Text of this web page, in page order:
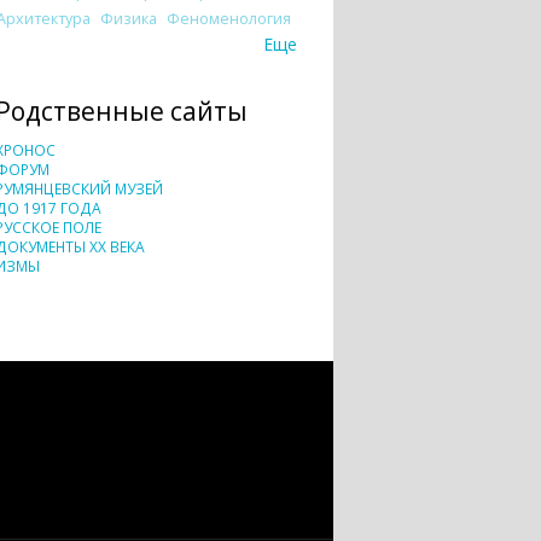
Физика Феноменология
Еще
сайты
МУЗЕЙ
1917 ГОДА
ПОЛЕ
XX ВЕКА